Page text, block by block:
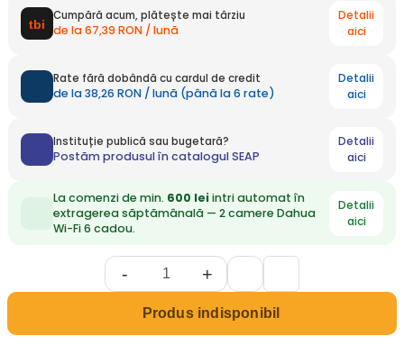
Cumpără acum, plătește mai târziu
de la 67,39 RON / lună
Detalii
aici
Rate fără dobândă cu cardul de credit
de la 38,26 RON / lună (până la 6 rate)
Detalii
aici
Instituție publică sau bugetară?
Postăm produsul în catalogul SEAP
Detalii
aici
La comenzi de min. 600 leiintri automat în
extragerea săptămânală — 2 camere Dahua
Wi-Fi 6 cadou.
Detalii
aici
- +
Produs indisponibil